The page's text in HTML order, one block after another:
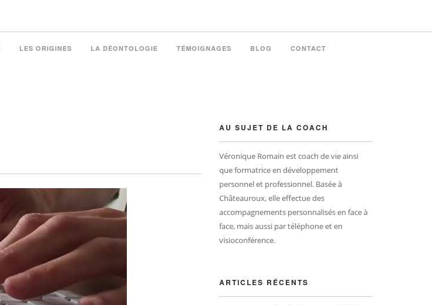
LES ORIGINES LA DÉONTOLOGIE TÉMOIGNAGES BLOG CONTACT
AU SUJET DE LA COACH
Véronique Romain est coach de vie ainsi
que formatrice en développement
personnel et professionnel. Basée à
Châteauroux, elle effectue des
accompagnements personnalisés en face à
face, mais aussi par téléphone et en
visioconférence.
ARTICLES RÉCENTS